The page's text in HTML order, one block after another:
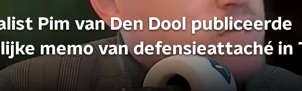
Pim van Den Dool publiceerde
memo van defensieattaché in